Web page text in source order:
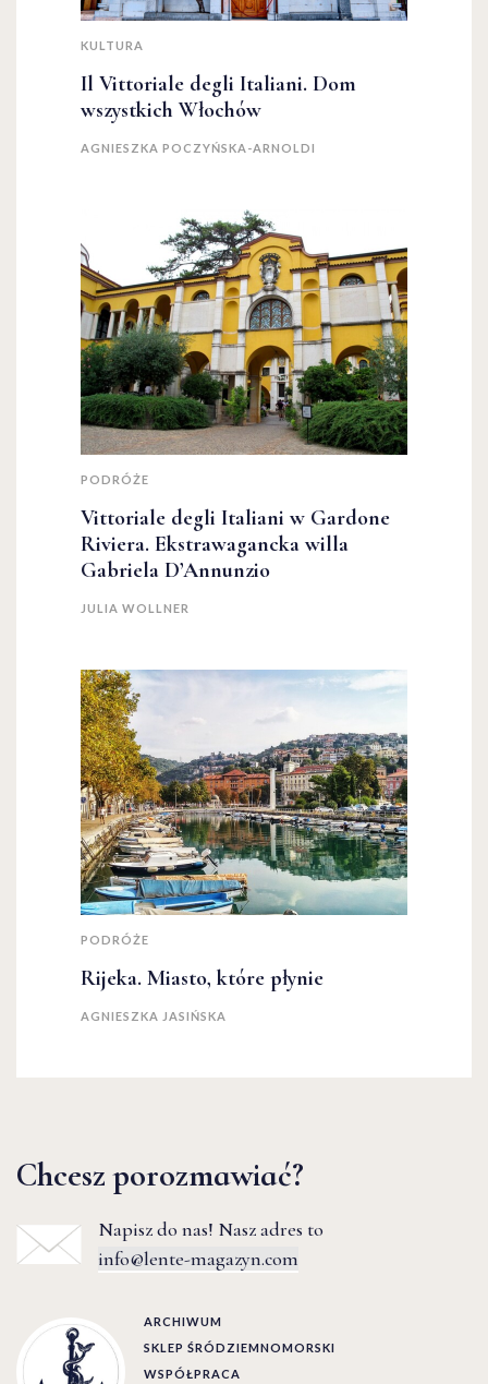
KULTURA
Il Vittoriale degli Italiani. Dom
wszystkich Włochów
AGNIESZKA POCZYŃSKA-ARNOLDI
PODRÓŻE
Vittoriale degli Italiani w Gardone
Riviera. Ekstrawagancka willa
Gabriela D’Annunzio
JULIA WOLLNER
PODRÓŻE
Rijeka. Miasto, które płynie
AGNIESZKA JASIŃSKA
Chcesz porozmawiać?
Napisz do nas! Nasz adres to
info@lente-magazyn.com
ARCHIWUM
SKLEP ŚRÓDZIEMNOMORSKI
WSPÓŁPRACA